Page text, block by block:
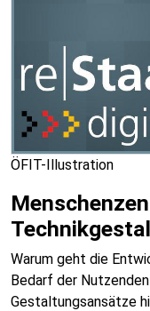
ÖFIT-Illustration
Warum geht die
Bedarf der
Gestaltungsansätze